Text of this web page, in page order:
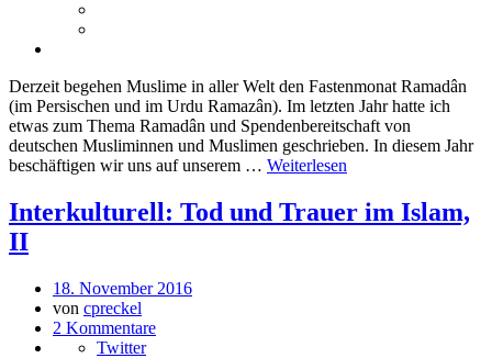
Derzeit begehen Muslime in aller Welt den Fastenmonat Ramadân
(im Persischen und im Urdu Ramazân). Im letzten Jahr hatte ich
etwas zum Thema Ramadân und Spendenbereitschaft von
deutschen Musliminnen und Muslimen geschrieben. In diesem Jahr
beschäftigen wir uns auf unserem … Weiterlesen
Interkulturell: Tod und Trauer im Islam,
II
18. November 2016
von cpreckel
2 Kommentare
Twitter